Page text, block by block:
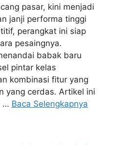
pasar, kini menjadi
janji performa tinggi
perangkat ini siap
pesaingnya.
babak baru
pintar kelas
kombinasi fitur yang
yang cerdas. Artikel ini
… Baca Selengkapnya